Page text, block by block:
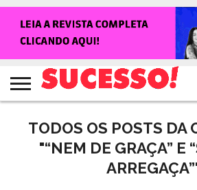
NOTÍCIAS
SHOWS
ENTREVISTAS
CLIQUES
RANKING
CROWLEY
TV
SUCESSO!
REVISTA
SUCESSO!
TODOS OS POSTS DA
"“NEM DE GRAÇA” E